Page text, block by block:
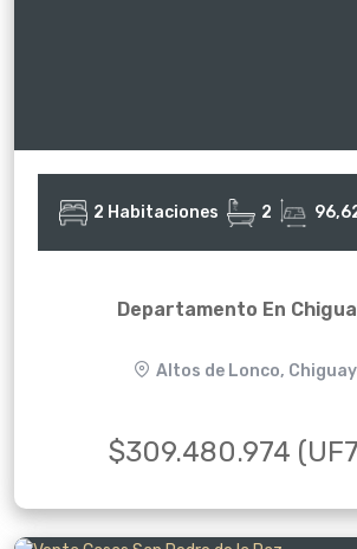
2 Habitaciones 2
Departamento En
Altos de Lonco,
$309.480.974